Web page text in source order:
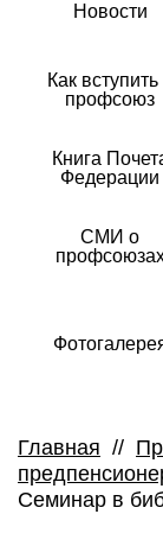
Новости
Как вступить
профсоюз
Книга
Федерации
СМИ о
Главная //
Семинар в